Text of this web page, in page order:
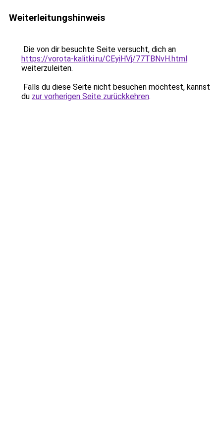
Weiterleitungshinweis
Die von dir besuchte Seite versucht, dich an
https://vorota-kalitki.ru/CEyiHVj/77TBNvH.html
weiterzuleiten.
Falls du diese Seite nicht besuchen möchtest, kannst
du zur vorherigen Seite zurückkehren.